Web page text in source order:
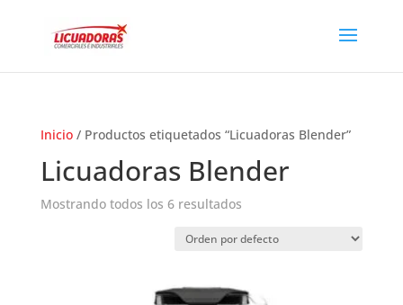
Inicio/ Productos etiquetados “Licuadoras Blender”
Licuadoras Blender
Mostrando todos los 6 resultados